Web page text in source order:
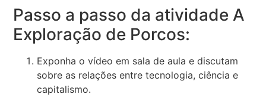
Passo a passo da atividade A
Exploração de Porcos:
Exponha o vídeo em sala de aula e discutam
sobre as relações entre tecnologia, ciência e
capitalismo.